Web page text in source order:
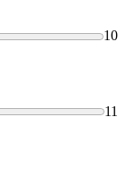
10
11